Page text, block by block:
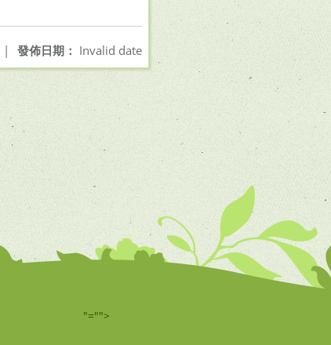
發佈日期： Invalid date
|
"="">